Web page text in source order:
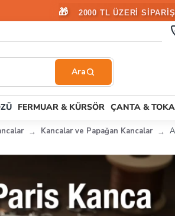
🎁 2000 TL ÜZERİ
FERMUAR & KÜRSÖR ÇANTA &
Kancalar ve Papağan Kancalar